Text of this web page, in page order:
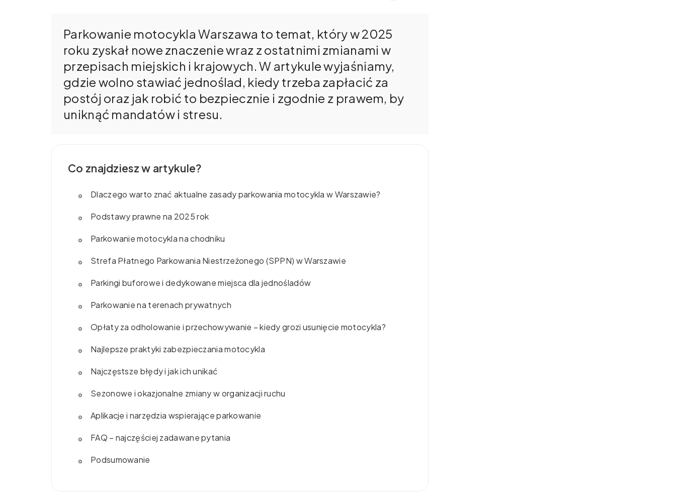
Parkowanie motocykla Warszawa to temat, który w 2025
roku zyskał nowe znaczenie wraz z ostatnimi zmianami w
przepisach miejskich i krajowych. W artykule wyjaśniamy,
gdzie wolno stawiać jednoślad, kiedy trzeba zapłacić za
postój oraz jak robić to bezpiecznie i zgodnie z prawem, by
uniknąć mandatów i stresu.
Co znajdziesz w artykule?
Dlaczego warto znać aktualne zasady parkowania motocykla w Warszawie?
Podstawy prawne na 2025 rok
Parkowanie motocykla na chodniku
Strefa Płatnego Parkowania Niestrzeżonego (SPPN) w Warszawie
Parkingi buforowe i dedykowane miejsca dla jednośladów
Parkowanie na terenach prywatnych
Opłaty za odholowanie i przechowywanie – kiedy grozi usunięcie motocykla?
Najlepsze praktyki zabezpieczania motocykla
Najczęstsze błędy i jak ich unikać
Sezonowe i okazjonalne zmiany w organizacji ruchu
Aplikacje i narzędzia wspierające parkowanie
FAQ – najczęściej zadawane pytania
Podsumowanie